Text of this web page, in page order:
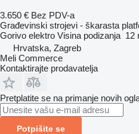
3.650 € Bez PDV-a
Građevinski strojevi - škarasta
Gorivo elektro Visina podizanja 12
Hrvatska, Zagreb
Meli Commerce
Kontaktirajte prodavatelja
Pretplatite se na primanje novih
Potpišite se